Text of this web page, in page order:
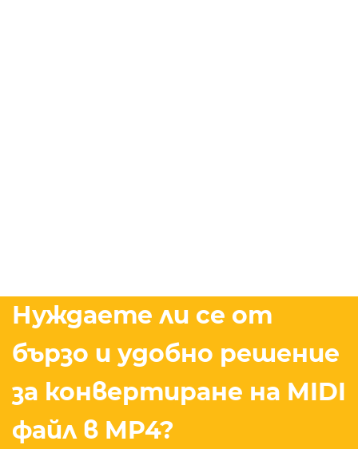
Нуждаете ли се от
бързо и удобно решение
за конвертиране на MIDI
файл в MP4?